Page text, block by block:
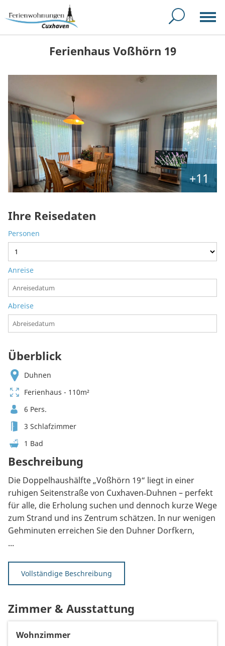
Ferienhaus Voßhörn 19
+11
Ihre Reisedaten
Personen
Anreise
Abreise
Überblick
Duhnen
Ferienhaus - 110m²
6 Pers.
3 Schlafzimmer
1 Bad
Beschreibung
Die Doppelhaushälfte „Voßhörn 19“ liegt in einer
ruhigen Seitenstraße von Cuxhaven‑Duhnen – perfekt
für alle, die Erholung suchen und dennoch kurze Wege
zum Strand und ins Zentrum schätzen. In nur wenigen
Gehminuten erreichen Sie den Duhner Dorfkern,
...
Vollständige Beschreibung
Zimmer & Ausstattung
Wohnzimmer